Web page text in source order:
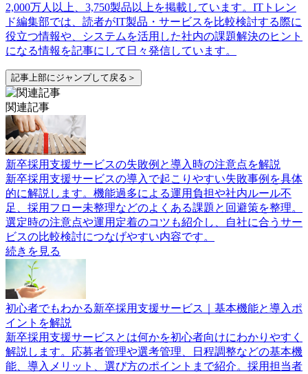
2,000万人以上、3,750製品以上を掲載しています。ITトレン
ド編集部では、読者がIT製品・サービスを比較検討する際に
役立つ情報や、システムを活用した社内の課題解決のヒント
になる情報を記事にして日々発信しています。
記事上部にジャンプして戻る＞
関連記事
新卒採用支援サービスの失敗例と導入時の注意点を解説
新卒採用支援サービスの導入で起こりやすい失敗事例を具体
的に解説します。機能過多による運用負担や社内ルール不
足、採用フロー未整理などのよくある課題と回避策を整理。
選定時の注意点や運用定着のコツも紹介し、自社に合うサー
ビスの比較検討につなげやすい内容です。
続きを見る
初心者でもわかる新卒採用支援サービス｜基本機能と導入ポ
イントを解説
新卒採用支援サービスとは何かを初心者向けにわかりやすく
解説します。応募者管理や選考管理、日程調整などの基本機
能、導入メリット、選び方のポイントまで紹介。採用担当者